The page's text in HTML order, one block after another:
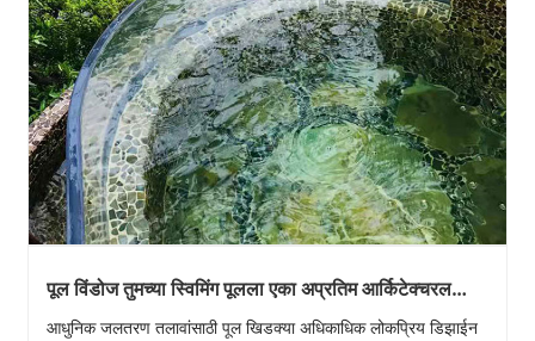
पूल विंडोज तुमच्या स्विमिंग पूलला एका अप्रतिम आर्किटेक्चरल
वैशिष्ट्यात कसे रूपांतरित करू शकते?
आधुनिक जलतरण तलावांसाठी पूल खिडक्या अधिकाधिक लोकप्रिय डिझाईन